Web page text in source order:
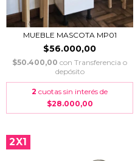
MUEBLE MASCOTA MP01
$56.000,00
$50.400,00 con Transferencia o
depósito
2 cuotas sin interés de
$28.000,00
2X1